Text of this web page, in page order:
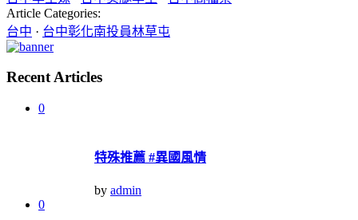
Article Categories:
台中 · 台中彰化南投員林草屯
Recent Articles
0
特殊推薦 #異國風情
by admin
0